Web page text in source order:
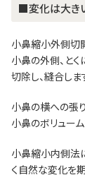
■変化は大き
小鼻縮小外側切
小鼻の外側、と
切除し、縫合しま
小鼻の横への張
小鼻のボリュー
小鼻縮小内側法
く自然な変化を